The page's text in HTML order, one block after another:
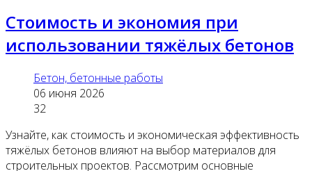
Стоимость и экономия при
использовании тяжёлых бетонов
Бетон, бетонные работы
06 июня 2026
32
Узнайте, как стоимость и экономическая эффективность
тяжёлых бетонов влияют на выбор материалов для
строительных проектов. Рассмотрим основные